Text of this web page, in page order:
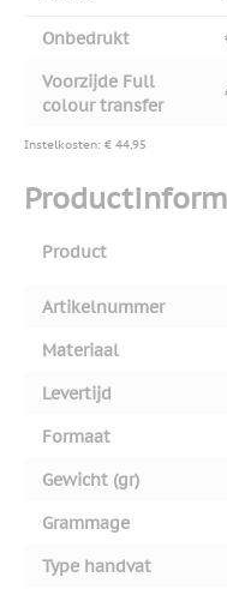
Onbedrukt
Voorzijde Full
colour transfer
Instelkosten: € 44,95
Product
Artikelnummer
Materiaal
Levertijd
Formaat
Gewicht (gr)
Grammage
Type handvat